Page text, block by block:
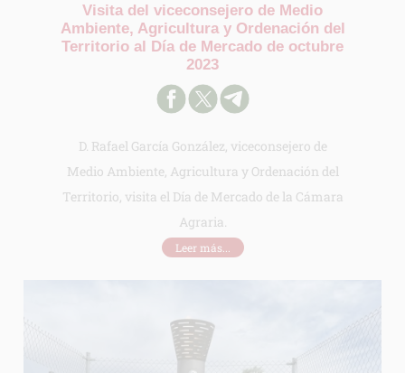
Visita del viceconsejero de Medio
Ambiente, Agricultura y Ordenación del
Territorio al Día de Mercado de octubre
2023
D. Rafael García González, viceconsejero de
Medio Ambiente, Agricultura y Ordenación del
Territorio, visita el Día de Mercado de la Cámara
Agraria.
Leer más...